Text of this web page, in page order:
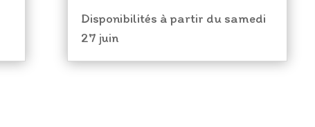
Disponibilités à partir du samedi
27 juin